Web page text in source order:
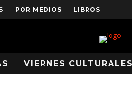
POR MEDIOS LIBROS
VIERNES CULTURALES